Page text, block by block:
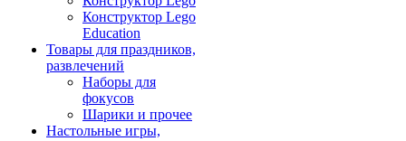
Конструктор Lego
Education
Товары для праздников,
развлечений
Наборы для
фокусов
Шарики и прочее
Настольные игры,